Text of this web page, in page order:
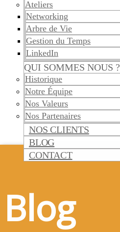
Ateliers
Networking
Arbre de Vie
Gestion du Temps
LinkedIn
QUI SOMMES NOUS ?
Historique
Notre Équipe
Nos Valeurs
Nos Partenaires
NOS CLIENTS
BLOG
CONTACT
Blog